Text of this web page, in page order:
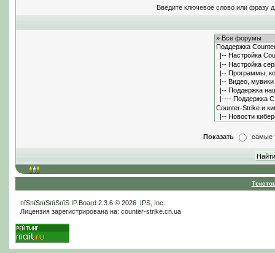
Введите ключевое слово или фразу
Показать самые
пїЅпїЅпїЅпїЅпїЅ IP.Board2.3.6 © 2026 IPS, Inc
Лицензия зарегистрирована на: counter-strike.cn.ua